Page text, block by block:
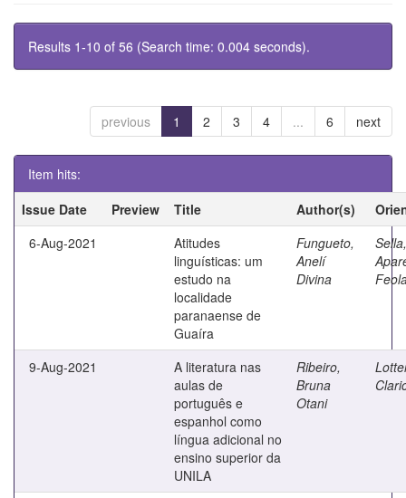
Results 1-10 of 56 (Search time: 0.004 seconds).
previous 1 2 3 4 ... 6 next
Item hits:
Issue Date
Preview Title Author(s)
6-Aug-2021
Atitudes
linguísticas: um
estudo na
localidade
paranaense de
Guaíra
Fungueto,
Anelí
Divina
Sella,
9-Aug-2021
A literatura nas
aulas de
português e
espanhol como
língua adicional no
ensino superior da
UNILA
Ribeiro,
Bruna
Otani